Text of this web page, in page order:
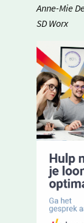
Anne-Mie
SD Worx